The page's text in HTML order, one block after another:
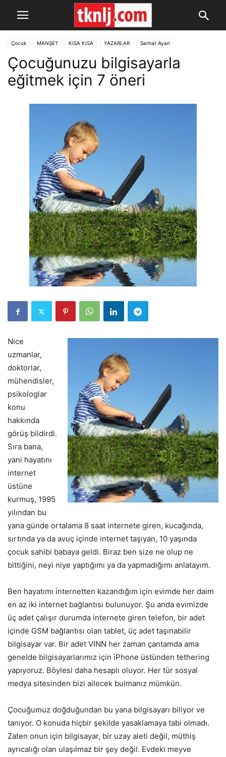
Çocuk MANŞET KISA KISA YAZARLAR Serhat Ayan
Çocuğunuzu bilgisayarla
eğitmek için 7 öneri
Nice
uzmanlar,
doktorlar,
mühendisler,
psikologlar
konu
hakkında
görüş bildirdi.
Sıra bana,
yani hayatını
internet
üstüne
kurmuş, 1995
yılından bu
yana günde ortalama 8 saat internete giren, kucağında,
sırtında ya da avuç içinde internet taşıyan, 10 yaşında
çocuk sahibi babaya geldi. Biraz ben size ne olup ne
bittiğini, neyi niye yaptığımı ya da yapmadığımı anlatayım.
Ben hayatımı internetten kazandığım için evimde her daim
en az iki internet bağlantısı bulunuyor. Şu anda evimizde
üç adet çalışır durumda internete giren telefon, bir adet
içinde GSM bağlantısı olan tablet, üç adet taşınabilir
bilgisayar var. Bir adet VINN her zaman çantamda ama
genelde bilgisayarlarımız için iPhone üstünden tethering
yapıyoruz. Böylesi daha hesaplı oluyor. Her tür sosyal
medya sitesinden bizi ailecek bulmanız mümkün.
Çocuğumuz doğduğundan bu yana bilgisayarı biliyor ve
tanıyor. O konuda hiçbir şekilde yasaklamaya tabi olmadı.
Zaten onun için bilgisayar, bir uzay aleti değil, müthiş
ayrıcalığı olan ulaşılmaz bir şey değil. Evdeki meyve